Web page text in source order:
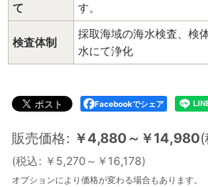
て
す。
検査体制
採取海域の海水検査、検
水にて浄化
Facebookでシェア
販売価格: ￥4,880～ ￥14,980(
(税込: ￥ 5,270～ ￥ 16,178)
オプションにより価格が変わる場合もあります。